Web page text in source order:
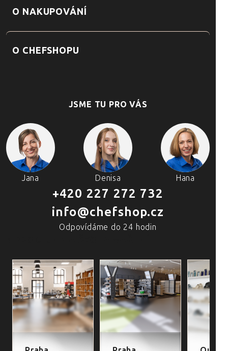
O NAKUPOVÁNÍ
O CHEFSHOPU
JSME TU PRO VÁS
Jana Denisa Hana
+420 227 272 732
info@chefshop.cz
Odpovídáme do 24 hodin